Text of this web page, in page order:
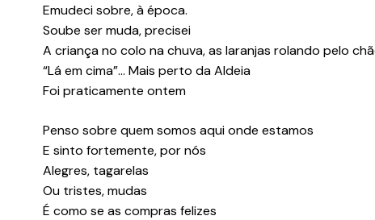
Emudeci sobre, à época.
Soube ser muda, precisei
A criança no colo na chuva, as laranjas rolando pelo
“Lá em cima”… Mais perto da Aldeia
Foi praticamente ontem
Penso sobre quem somos aqui onde estamos
E sinto fortemente, por nós
Alegres, tagarelas
Ou tristes, mudas
É como se as compras felizes